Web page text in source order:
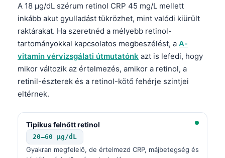
A 18 µg/dL szérum retinol CRP 45 mg/L mellett
inkább akut gyulladást tükrözhet, mint valódi kiürült
raktárakat. Ha szeretnéd a mélyebb retinol-
tartományokkal kapcsolatos megbeszélést, a A-
vitamin vérvizsgálati útmutatónk azt is lefedi, hogy
mikor változik az értelmezés, amikor a retinol, a
retinil-észterek és a retinol-kötő fehérje szintjei
eltérnek.
Tipikus felnőtt retinol
20–60 µg/dL
Gyakran megfelelő, de értelmezd CRP, májbetegség és